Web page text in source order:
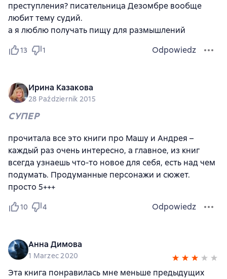
преступления? писательница Дезомбре вообще
любит тему судий.
а я люблю получать пищу для размышлений
13 1 Odpowiedz
Ирина Казакова
28 Październik 2015
СУПЕР
прочитала все это книги про Машу и Андрея –
каждый раз очень интересно, а главное, из книг
всегда узнаешь что-то новое для себя, есть над чем
подумать. Продуманные персонажи и сюжет.
просто 5+++
10 4 Odpowiedz
Анна Димова
1 Marzec 2020
Эта книга понравилась мне меньше предыдущих